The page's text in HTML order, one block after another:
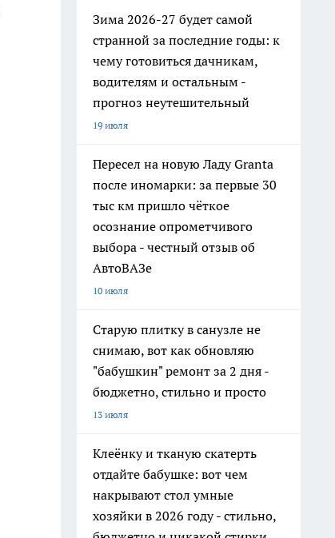
Зима 2026-27 будет самой
странной за последние годы: к
чему готовиться дачникам,
водителям и остальным -
прогноз неутешительный
19 июля
Пересел на новую Ладу Granta
после иномарки: за первые 30
тыс км пришло чёткое
осознание опрометчивого
выбора - честный отзыв об
АвтоВАЗе
10 июля
Старую плитку в санузле не
снимаю, вот как обновляю
"бабушкин" ремонт за 2 дня -
бюджетно, стильно и просто
13 июля
Клеёнку и тканую скатерть
отдайте бабушке: вот чем
накрывают стол умные
хозяйки в 2026 году - стильно,